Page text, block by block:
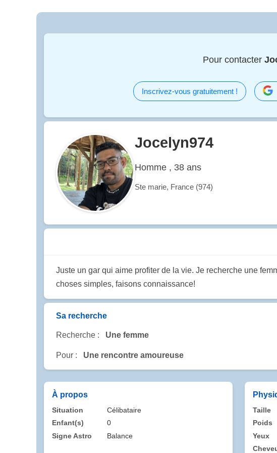
Pour contacter
Inscrivez-vous gratuitement !
Jocelyn974
Homme , 38 ans
Ste marie, France (974)
Juste un gar qui aime profiter de la vie. Je recherche une
choses simples, faisons connaissance!
Sa recherche
Recherche : Une femme
Pour : Une rencontre amoureuse
À propos
Situation
Célibataire
Enfant(s)
0
Signe Astro
Balance
Taille
Poids
Yeux